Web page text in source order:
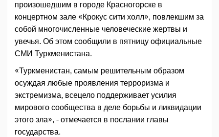
произошедшим в городе Красногорске в
концертном зале «Крокус сити холл», повлекшим за
собой многочисленные человеческие жертвы и
увечья. Об этом сообщили в пятницу официальные
СМИ Туркменистана.
«Туркменистан, самым решительным образом
осуждая любые проявления терроризма и
экстремизма, всецело поддерживает усилия
мирового сообщества в деле борьбы и ликвидации
этого зла», - отмечается в послании главы
государства.